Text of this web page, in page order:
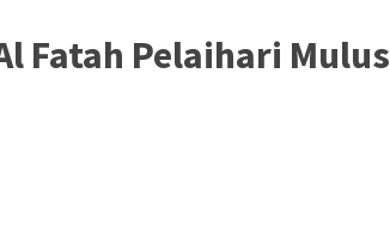
Fatah Pelaihari Mulus